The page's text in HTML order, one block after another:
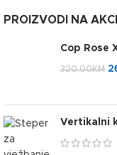
PROIZVODI NA
Cop Rose
320.00KM
Vertikalni